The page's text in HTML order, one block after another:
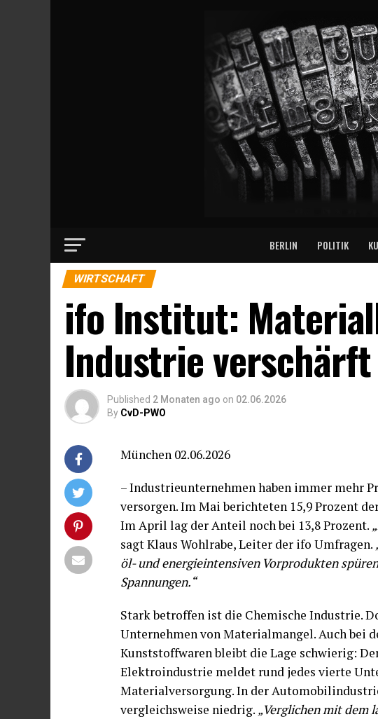
BERLIN POLITIK
WIRTSCHAFT
ifo Institut:
Industrie
Published 2 Monaten ago on 02.06.2026
By CvD-PWO
München 02.06.2026
– Industrieunternehmen haben immer mehr
versorgen. Im Mai berichteten 15,9 Prozent
Im April lag der Anteil noch bei 13,8 Prozent.
sagt Klaus Wohlrabe, Leiter der ifo Umfragen.
öl- und energieintensiven Vorprodukten
Spannungen.“
Stark betroffen ist die Chemische Industrie.
Unternehmen von Materialmangel. Auch bei
Kunststoffwaren bleibt die Lage schwierig:
Elektroindustrie meldet rund jedes vierte
Materialversorgung. In der
vergleichsweise niedrig. „Verglichen mit dem